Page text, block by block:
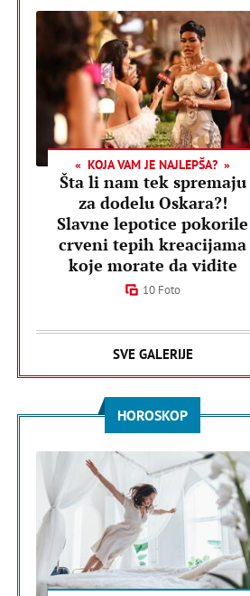
KOJA VAM JE NAJLEPŠA?
Šta li nam tek spremaju
za dodelu Oskara?!
Slavne lepotice pokorile
crveni tepih kreacijama
koje morate da vidite
10 Foto
SVE GALERIJE
HOROSKOP